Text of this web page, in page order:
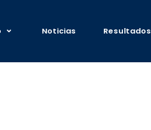
Noticias Resultados